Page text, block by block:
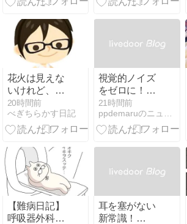
花火は見えな
いけれど、夏
を感じた夜
20時間前
べぎちらかす日記
視覚的ノイズ
をゼロに！
NODOCA ケ
ーブルトレー
で圧倒的な没
21時間前
ppdemaruのニュース
【難病日記】
呼吸器外科の
耳を塞がない
新常識！